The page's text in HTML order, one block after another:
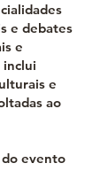
e debates
e
inclui
e
ao
evento